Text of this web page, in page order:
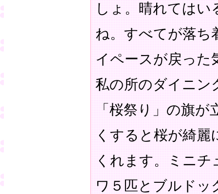
しょ。晴れては
ね。すべてが落ち
イペースが戻っ
私の所のダイニン
「桜祭り」の旗
くすると桜が綺
くれます。ミニ
ワ５匹とブルドッ